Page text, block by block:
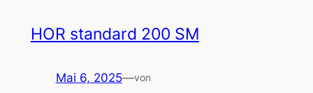
HOR standard 200 SM
Mai 6, 2025—von